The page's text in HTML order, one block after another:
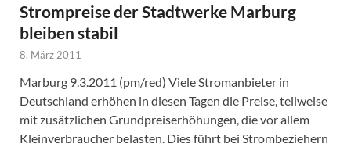
Strompreise der Stadtwerke Marburg
bleiben stabil
8. März 2011
Marburg 9.3.2011 (pm/red) Viele Stromanbieter in
Deutschland erhöhen in diesen Tagen die Preise, teilweise
mit zusätzlichen Grundpreiserhöhungen, die vor allem
Kleinverbraucher belasten. Dies führt bei Strombeziehern